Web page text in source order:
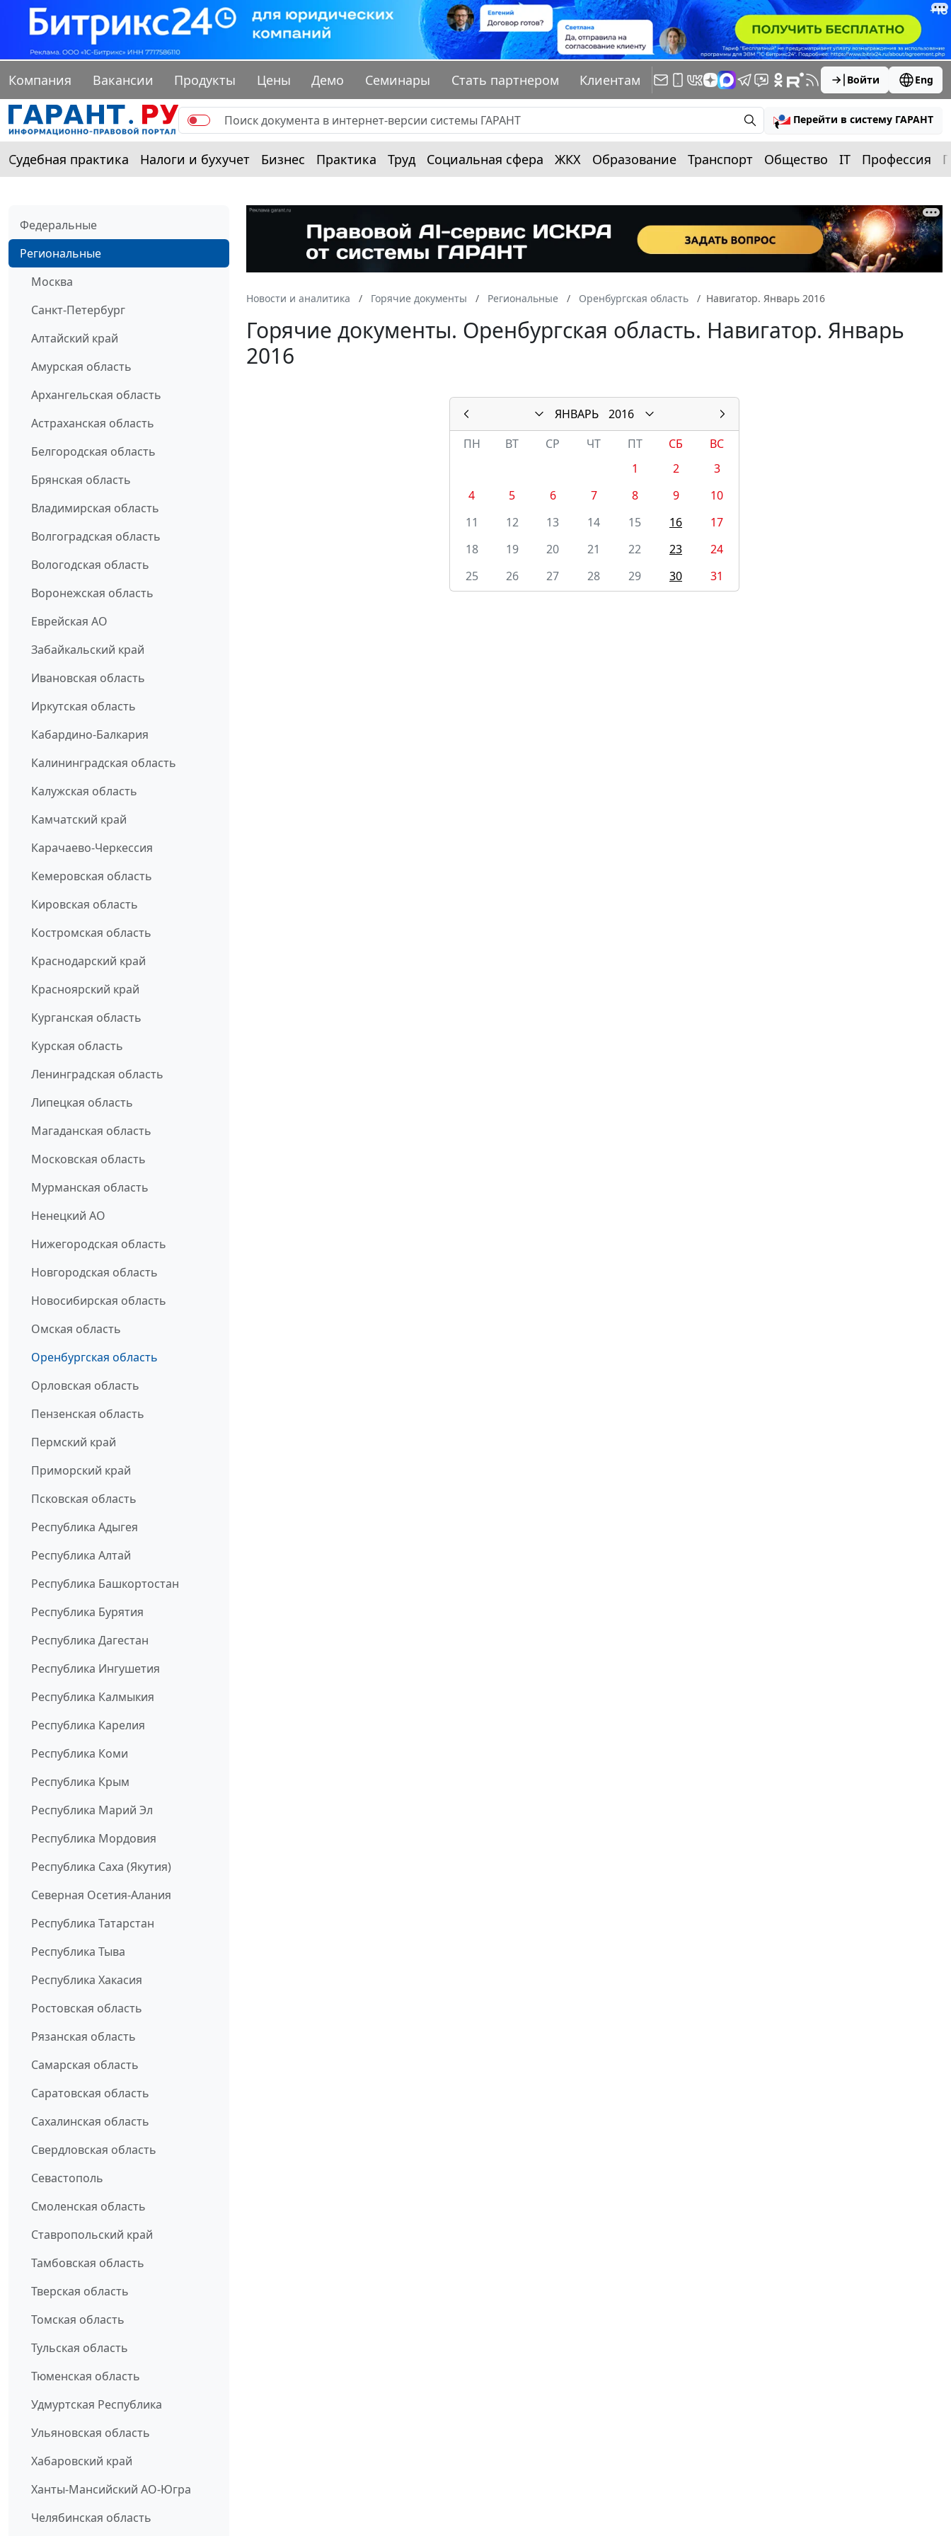
Компания Вакансии Продукты Цены Демо Семинары Стать партнером Клиентам Войти Eng
Перейти в систему ГАРАНТ
Судебная практика Налоги и бухучет Бизнес Практика Труд Социальная сфера ЖКХ Образование Транспорт Общество IT Профессия
Федеральные
Региональные
Москва
Санкт-Петербург
Алтайский край
Амурская область
Архангельская область
Астраханская область
Белгородская область
Брянская область
Владимирская область
Волгоградская область
Вологодская область
Воронежская область
Еврейская АО
Забайкальский край
Ивановская область
Иркутская область
Кабардино-Балкария
Калининградская область
Калужская область
Камчатский край
Карачаево-Черкессия
Кемеровская область
Кировская область
Костромская область
Краснодарский край
Красноярский край
Курганская область
Курская область
Ленинградская область
Липецкая область
Магаданская область
Московская область
Мурманская область
Ненецкий АО
Нижегородская область
Новгородская область
Новосибирская область
Омская область
Оренбургская область
Орловская область
Пензенская область
Пермский край
Приморский край
Псковская область
Республика Адыгея
Республика Алтай
Республика Башкортостан
Республика Бурятия
Республика Дагестан
Республика Ингушетия
Республика Калмыкия
Республика Карелия
Республика Коми
Республика Крым
Республика Марий Эл
Республика Мордовия
Республика Саха (Якутия)
Северная Осетия-Алания
Республика Татарстан
Республика Тыва
Республика Хакасия
Ростовская область
Рязанская область
Самарская область
Саратовская область
Сахалинская область
Свердловская область
Севастополь
Смоленская область
Ставропольский край
Тамбовская область
Тверская область
Томская область
Тульская область
Тюменская область
Удмуртская Республика
Ульяновская область
Хабаровский край
Ханты-Мансийский АО-Югра
Челябинская область
Новости и аналитика Горячие документы Региональные Оренбургская область Навигатор. Январь 2016
Горячие документы. Оренбургская область. Навигатор. Январь
2016
ЯНВАРЬ
2016
ПН
ВТ СР ЧТ ПТ СБ
ВС
1
2
3
4
5 6 7 8 9
10
11
12 13 14 15 16
17
18
19 20 21 22 23
24
25
26 27 28 29 30 31